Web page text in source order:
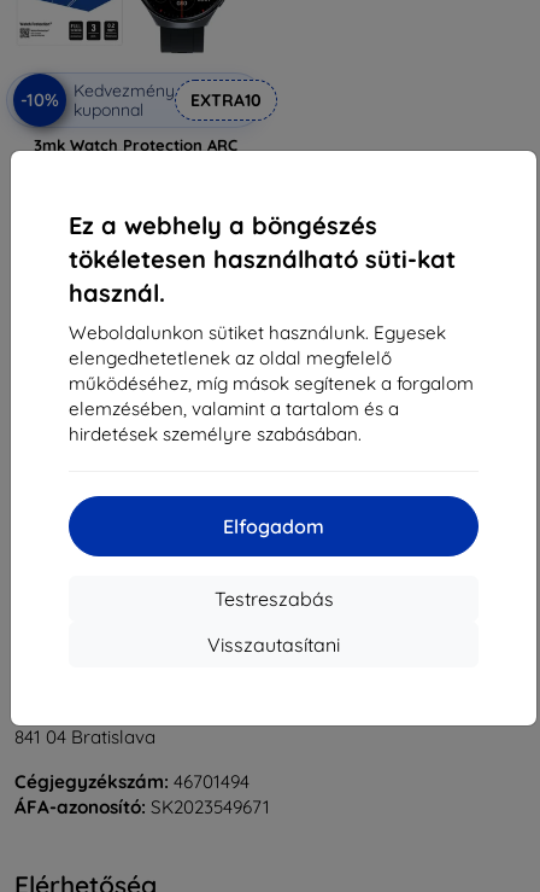
Ez a webhely a böngészés
tökéletesen használható süti-kat
használ.
Weboldalunkon sütiket használunk. Egyesek
elengedhetetlenek az oldal megfelelő
működéséhez, míg mások segítenek a forgalom
elemzésében, valamint a tartalom és a
hirdetések személyre szabásában.
Elfogadom
Testreszabás
Visszautasítani
-10%
Kedvezmény
kuponnal
EXTRA10
3mk Watch Protection ARC
Védőfólia Altora Everyday Slim-
3 230 Ft
Raktáron > 5 darab
Összes találat5.
841 04 Bratislava
Cégjegyzékszám: 46701494
ÁFA-azonosító: SK2023549671
Elérhetőség